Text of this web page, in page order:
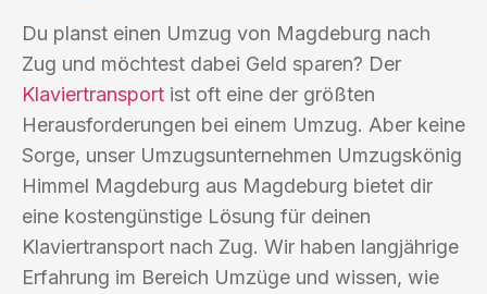
Du planst einen Umzug von Magdeburg nach
Zug und möchtest dabei Geld sparen? Der
Klaviertransport ist oft eine der größten
Herausforderungen bei einem Umzug. Aber keine
Sorge, unser Umzugsunternehmen Umzugskönig
Himmel Magdeburg aus Magdeburg bietet dir
eine kostengünstige Lösung für deinen
Klaviertransport nach Zug. Wir haben langjährige
Erfahrung im Bereich Umzüge und wissen, wie